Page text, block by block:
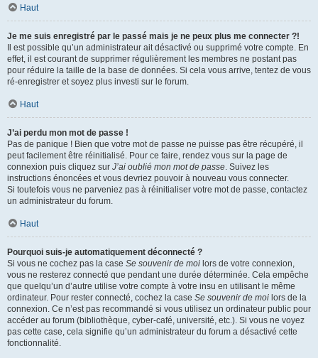
Haut
Je me suis enregistré par le passé mais je ne peux plus me connecter ?!
Il est possible qu’un administrateur ait désactivé ou supprimé votre compte. En
effet, il est courant de supprimer régulièrement les membres ne postant pas
pour réduire la taille de la base de données. Si cela vous arrive, tentez de vous
ré-enregistrer et soyez plus investi sur le forum.
Haut
J’ai perdu mon mot de passe !
Pas de panique ! Bien que votre mot de passe ne puisse pas être récupéré, il
peut facilement être réinitialisé. Pour ce faire, rendez vous sur la page de
connexion puis cliquez sur J’ai oublié mon mot de passe. Suivez les
instructions énoncées et vous devriez pouvoir à nouveau vous connecter.
Si toutefois vous ne parveniez pas à réinitialiser votre mot de passe, contactez
un administrateur du forum.
Haut
Pourquoi suis-je automatiquement déconnecté ?
Si vous ne cochez pas la case Se souvenir de moi lors de votre connexion,
vous ne resterez connecté que pendant une durée déterminée. Cela empêche
que quelqu’un d’autre utilise votre compte à votre insu en utilisant le même
ordinateur. Pour rester connecté, cochez la case Se souvenir de moi lors de la
connexion. Ce n’est pas recommandé si vous utilisez un ordinateur public pour
accéder au forum (bibliothèque, cyber-café, université, etc.). Si vous ne voyez
pas cette case, cela signifie qu’un administrateur du forum a désactivé cette
fonctionnalité.